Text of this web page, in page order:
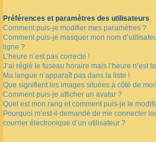
Préférences et paramètres des utilisateurs
Comment puis-je modifier mes paramètres ?
Comment puis-je masquer mon nom
ligne ?
L’heure n’est pas correcte !
J’ai réglé le fuseau horaire mais l’heure n’est
Ma langue n’apparaît pas dans la liste !
Que signifient les images situées à côté de
Comment puis-je afficher un avatar ?
Quel est mon rang et comment puis-je le
Pourquoi m’est-il demandé de me connecter
courrier électronique d’un utilisateur ?